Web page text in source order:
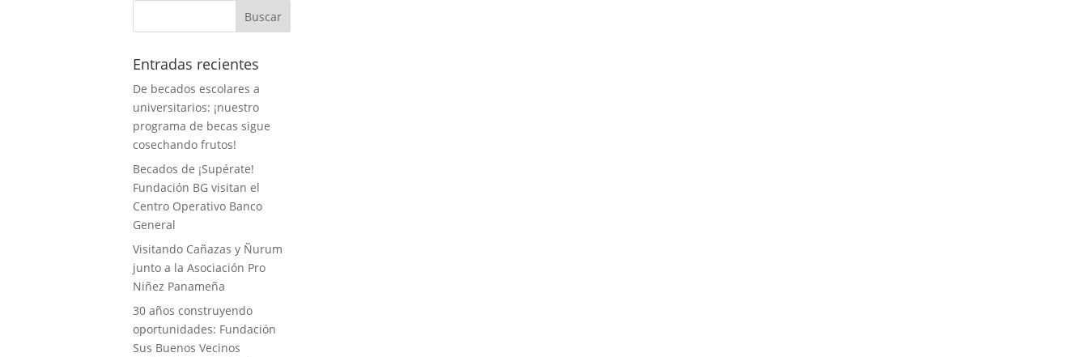
Entradas recientes
De becados escolares a
universitarios: ¡nuestro
programa de becas sigue
cosechando frutos!
Becados de ¡Supérate!
Fundación BG visitan el
Centro Operativo Banco
General
Visitando Cañazas y Ñurum
junto a la Asociación Pro
Niñez Panameña
30 años construyendo
oportunidades: Fundación
Sus Buenos Vecinos